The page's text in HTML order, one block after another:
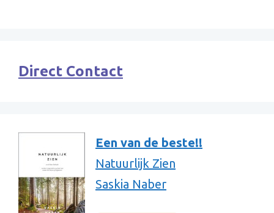
Direct Contact
Een van de beste!!
Natuurlijk Zien
Saskia Naber